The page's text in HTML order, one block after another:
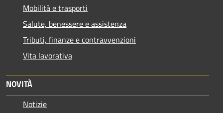
Mobilità e trasporti
Salute, benessere e assistenza
Tributi, finanze e contravvenzioni
Vita lavorativa
NOVITÀ
Notizie